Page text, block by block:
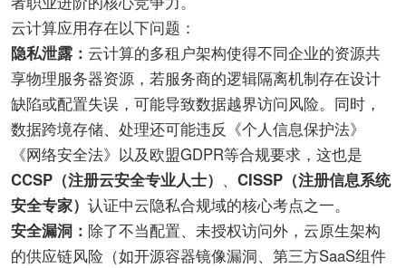
云计算应用存在以下问题：
隐私泄露： 云计算的多租户架构使得不同企业的资源共
享物理服务器资源，若服务商的逻辑隔离机制存在设计
缺陷或配置失误，可能导致数据越界访问风险。同时，
数据跨境存储、处理还可能违反《个人信息保护法》
《网络安全法》以及欧盟GDPR等合规要求，这也是
CCSP（注册云安全专业人士） 、 CISSP（注册信息系统
安全专家） 认证中云隐私合规域的核心考点之一。
安全漏洞： 除了不当配置、未授权访问外，云原生架构
的供应链风险（如开源容器镜像漏洞、第三方SaaS组件